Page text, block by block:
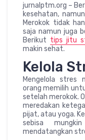
jurnalptm.org –
kesehatan,
Merokok tidak
saja namun juga
Berikut tips jitu
makin sehat.
Kelola
Mengelola stres
orang memilih
setelah merokok.
meredakan
pijat, atau yoga.
sebisa
mendatangkan